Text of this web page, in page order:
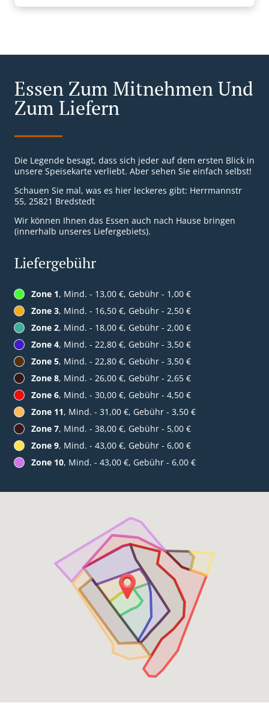
Essen Zum Mitnehmen Und
Zum Liefern
Die Legende besagt, dass sich jeder auf dem ersten Blick in
unsere Speisekarte verliebt. Aber sehen Sie einfach selbst!
Schauen Sie mal, was es hier leckeres gibt: Herrmannstr
55, 25821 Bredstedt
Wir können Ihnen das Essen auch nach Hause bringen
(innerhalb unseres Liefergebiets).
Liefergebühr
Zone 1, Mind. - 13,00 €, Gebühr - 1,00 €
Zone 3, Mind. - 16,50 €, Gebühr - 2,50 €
Zone 2, Mind. - 18,00 €, Gebühr - 2,00 €
Zone 4, Mind. - 22,80 €, Gebühr - 3,50 €
Zone 5, Mind. - 22,80 €, Gebühr - 3,50 €
Zone 8, Mind. - 26,00 €, Gebühr - 2,65 €
Zone 6, Mind. - 30,00 €, Gebühr - 4,50 €
Zone 11, Mind. - 31,00 €, Gebühr - 3,50 €
Zone 7, Mind. - 38,00 €, Gebühr - 5,00 €
Zone 9, Mind. - 43,00 €, Gebühr - 6,00 €
Zone 10, Mind. - 43,00 €, Gebühr - 6,00 €